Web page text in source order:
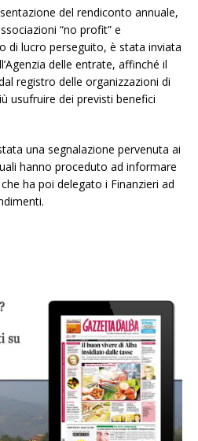
del rendiconto annuale,
“no profit” e
di lucro perseguito, è stata inviata
delle entrate, affinché il
registro delle organizzazioni di
usufruire dei previsti benefici
una segnalazione pervenuta ai
hanno proceduto ad informare
ha poi delegato i Finanzieri ad